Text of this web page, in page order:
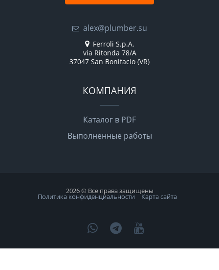
alex@plumber.su
Ferroli S.p.A.
via Ritonda 78/A
37047 San Bonifacio (VR)
КОМПАНИЯ
Каталог в PDF
Выполненные работы
2026 © Все права защищены
Политика конфиденциальности Карта сайта